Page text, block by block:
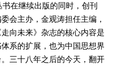
在继续出版的同时，创刊
会主办，金观涛担任主编，
向未来》杂志的核心内容是
系的扩展，也为中国思想界
三十八年之后的今天，翻开